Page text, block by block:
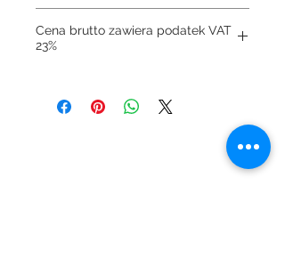
Cena brutto zawiera podatek VAT
23%